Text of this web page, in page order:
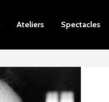
Ateliers Spectacles